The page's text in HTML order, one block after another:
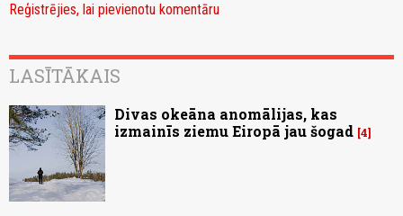
Reģistrējies, lai pievienotu komentāru
LASĪTĀKAIS
Divas okeāna anomālijas, kas
izmainīs ziemu Eiropā jau šogad 4